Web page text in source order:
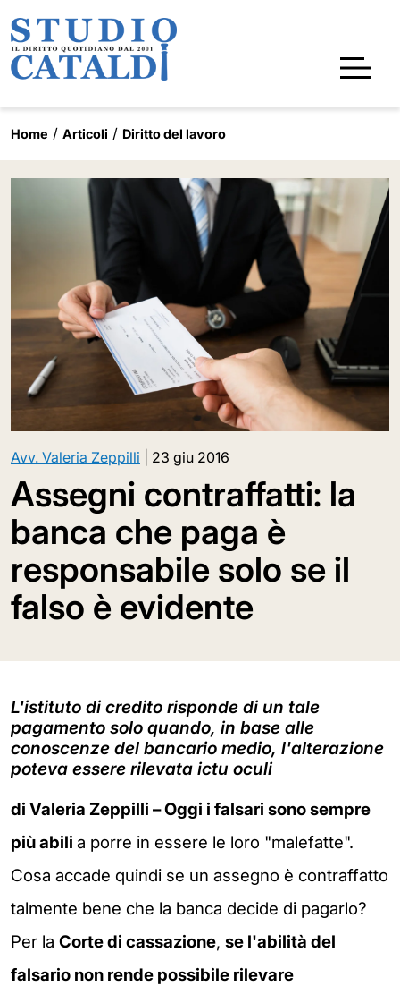
Home Articoli Diritto del lavoro
Avv. Valeria Zeppilli 23 giu 2016
Assegni contraffatti: la
banca che paga è
responsabile solo se il
falso è evidente
L'istituto di credito risponde di un tale
pagamento solo quando, in base alle
conoscenze del bancario medio, l'alterazione
poteva essere rilevata ictu oculi
di Valeria Zeppilli – Oggi i falsari sono sempre
più abili a porre in essere le loro "malefatte".
Cosa accade quindi se un assegno è contraffatto
talmente bene che la banca decide di pagarlo?
Per la Corte di cassazione, se l'abilità del
falsario non rende possibile rilevare